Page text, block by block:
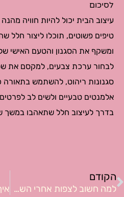
לסיכום
עיצוב הבית יכול להיות חוויה
טיפים פשוטים, תוכלו ליצור חלל
ומשקף את הסגנון והטעם האישי
לבחור ערכת צבעים, למקסם את
סגנונות ריהוט, להשתמש בתאורה
אלמנטים טבעיים ולשים לב
בדרך לעיצוב חלל שתאהבו במשך
קודם
הקודם
למה חשוב לצפות אחרי השתלת שיער?